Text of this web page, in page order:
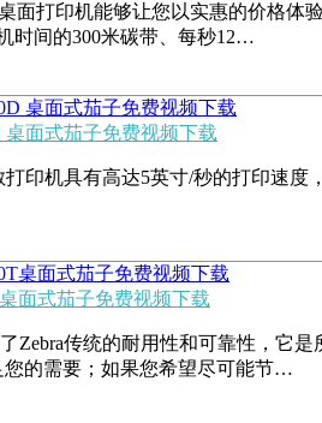
面打印机能够让您以实惠的价格
时间的300米碳带、每秒12…
桌面式茄子免费视频下载
打印机具有高达5英寸/秒的打印速
面式茄子免费视频下载
Zebra传统的耐用性和可靠性，它
您的需要；如果您希望尽可能节…